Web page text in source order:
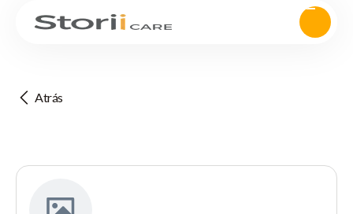
Atrás